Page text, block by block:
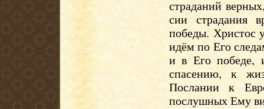
страданий
сии страдания
победы. Христос
идём по Его
и в Его победе,
спасению, к
Послании к
послушных Ему